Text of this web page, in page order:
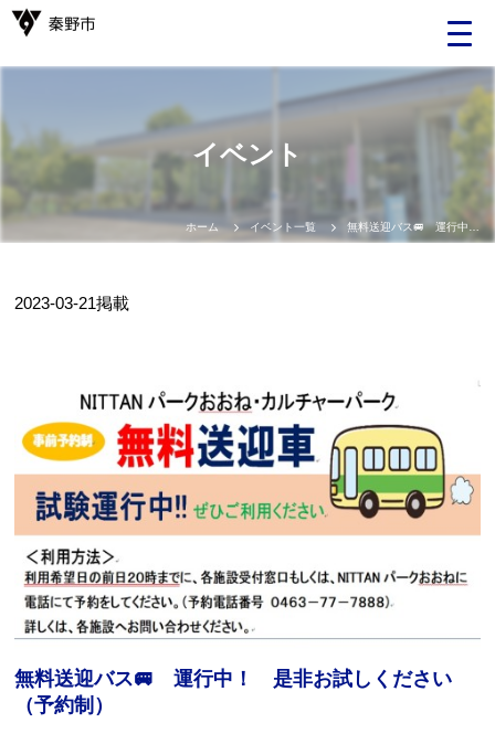
Language
日本語
English
한글
Portugues
Webアクセシビリティについて
イベント
ホーム イベント一覧
2023-03-21掲載
無料送迎バス🚐 運行中！ 是非お試しください
（予約制）